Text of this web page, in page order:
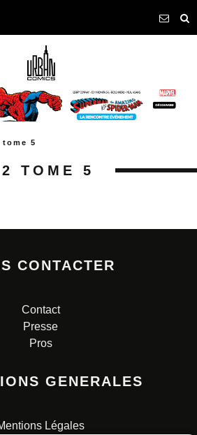
5
TOME 5
CONTACTER
Contact
Presse
Pros
GENERALES
Légales